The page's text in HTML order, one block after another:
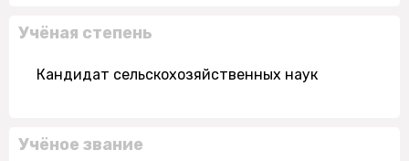
Учёная степень
Кандидат сельскохозяйственных наук
Учёное звание